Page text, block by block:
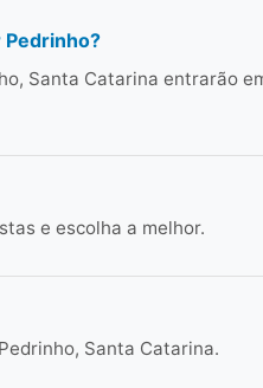
Santa Catarina entrarão
e escolha a melhor.
Santa Catarina.